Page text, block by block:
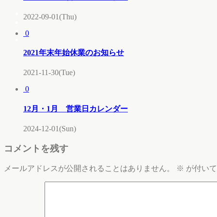
2022-09-01(Thu)
0
2021年末年始休業のお知らせ
2021-11-30(Tue)
0
12月・1月 営業日カレンダー
2024-12-01(Sun)
コメントを残す
メールアドレスが公開されることはありません。 ※ が付い